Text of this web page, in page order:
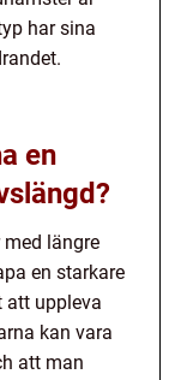
har sina
en
längre
en starkare
att uppleva
kan vara
att man